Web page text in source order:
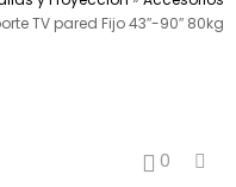
TV pared Fijo 43″-90″ 80kg
0